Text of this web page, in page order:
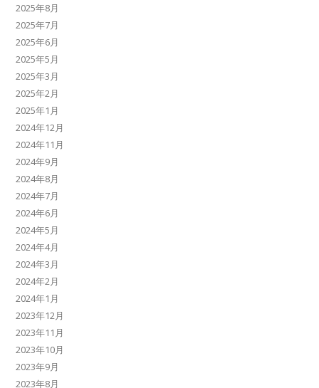
2025年8月
2025年7月
2025年6月
2025年5月
2025年3月
2025年2月
2025年1月
2024年12月
2024年11月
2024年9月
2024年8月
2024年7月
2024年6月
2024年5月
2024年4月
2024年3月
2024年2月
2024年1月
2023年12月
2023年11月
2023年10月
2023年9月
2023年8月